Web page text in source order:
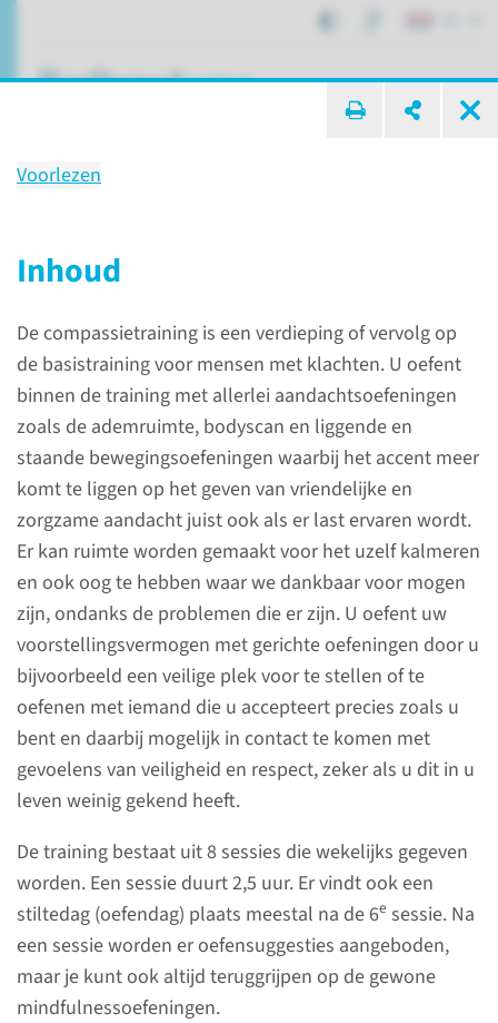
Voorlezen
Inhoud
De compassietraining is een verdieping of vervolg op
de basistraining voor mensen met klachten. U oefent
binnen de training met allerlei aandachtsoefeningen
zoals de ademruimte, bodyscan en liggende en
staande bewegingsoefeningen waarbij het accent meer
komt te liggen op het geven van vriendelijke en
zorgzame aandacht juist ook als er last ervaren wordt.
Er kan ruimte worden gemaakt voor het uzelf kalmeren
en ook oog te hebben waar we dankbaar voor mogen
zijn, ondanks de problemen die er zijn. U oefent uw
voorstellingsvermogen met gerichte oefeningen door u
bijvoorbeeld een veilige plek voor te stellen of te
oefenen met iemand die u accepteert precies zoals u
bent en daarbij mogelijk in contact te komen met
gevoelens van veiligheid en respect, zeker als u dit in u
leven weinig gekend heeft.
De training bestaat uit 8 sessies die wekelijks gegeven
worden. Een sessie duurt 2,5 uur. Er vindt ook een
stiltedag (oefendag) plaats meestal na de 6e sessie. Na
een sessie worden er oefensuggesties aangeboden,
maar je kunt ook altijd teruggrijpen op de gewone
mindfulnessoefeningen.
Expertisecentra
Compassietraining (voor patiënten)
Over compassietraining
voor patiënten
Compassie, ook wel
mededogen genoemd, is het
vermogen om op een
vriendelijke manier aanwezig te
zijn en open te staan voor pijn
en lijden, zowel dat van onszelf
als dat van anderen . Het is een
vermogen dat in aanleg bij
iedereen aanwezig is, maar dat